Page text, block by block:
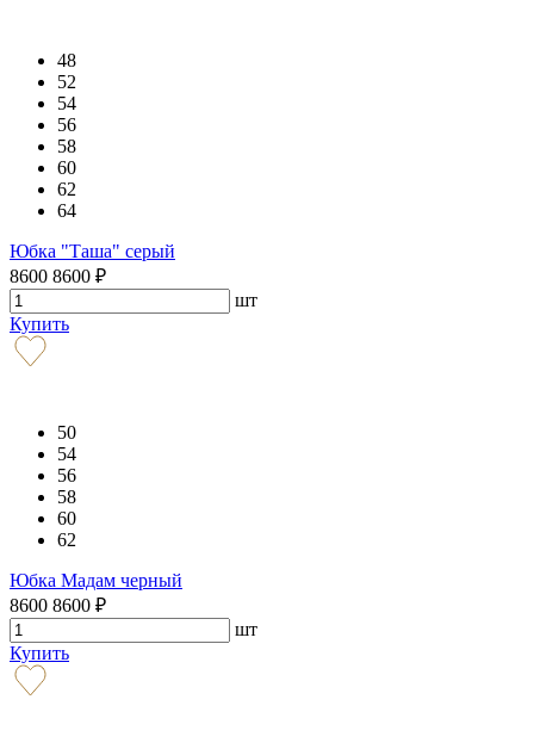
48
52
54
56
58
60
62
64
Юбка "Таша" серый
8600 8600 ₽
шт
Купить
50
54
56
58
60
62
Юбка Мадам черный
8600 8600 ₽
шт
Купить